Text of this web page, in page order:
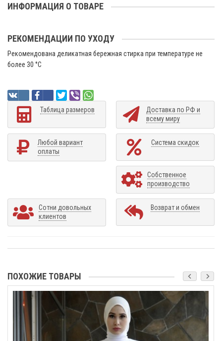
ИНФОРМАЦИЯ О ТОВАРЕ
РЕКОМЕНДАЦИИ ПО УХОДУ
Рекомендована деликатная бережная стирка при температуре не
более 30 °C
Таблица размеров
Доставка по РФ и
всему миру
Любой вариант
оплаты
Система скидок
Собственное
производство
Сотни довольных
клиентов
Возврат и обмен
ПОХОЖИЕ ТОВАРЫ